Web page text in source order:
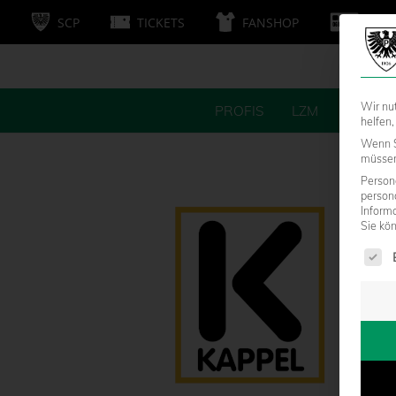
SCP TICKETS FANSHOP
PROFIS LZM FANS
Wir
Wenn
Sie
Es